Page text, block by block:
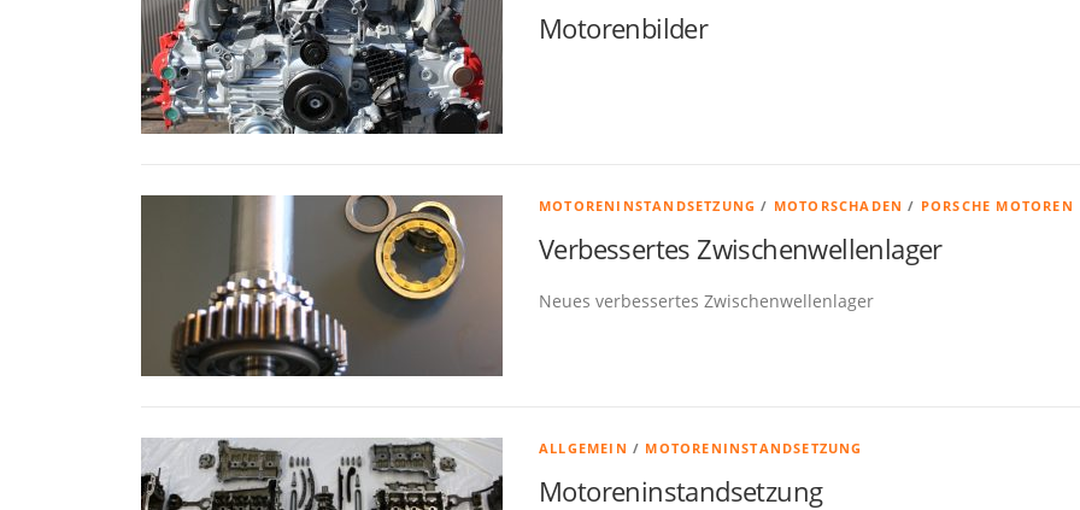
Motorenbilder
MOTORENINSTANDSETZUNG / MOTORSCHADEN / PORSCHE MOTOREN
Verbessertes Zwischenwellenlager
Neues verbessertes Zwischenwellenlager
ALLGEMEIN / MOTORENINSTANDSETZUNG
Motoreninstandsetzung